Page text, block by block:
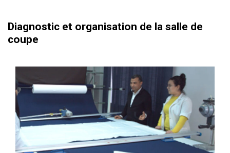
Diagnostic et organisation de la salle de
coupe